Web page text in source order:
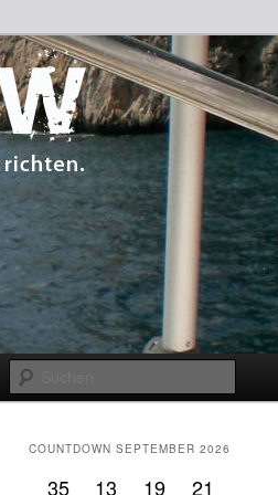
COUNTDOWN SEPTEMBER 2026
35 13 19 20